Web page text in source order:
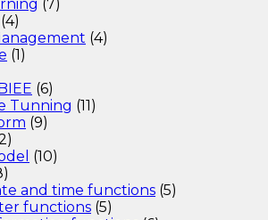
(7)
(4)
(4)
(1)
(6)
Tunning (11)
(9)
(10)
and time functions (5)
functions (5)